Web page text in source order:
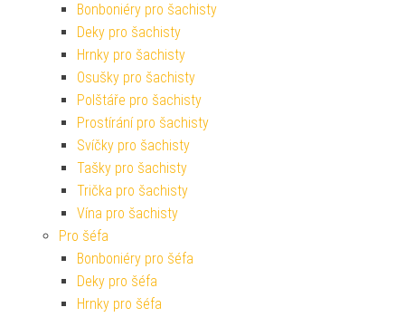
Bonboniéry pro šachisty
Deky pro šachisty
Hrnky pro šachisty
Osušky pro šachisty
Polštáře pro šachisty
Prostírání pro šachisty
Svíčky pro šachisty
Tašky pro šachisty
Trička pro šachisty
Vína pro šachisty
Pro šéfa
Bonboniéry pro šéfa
Deky pro šéfa
Hrnky pro šéfa